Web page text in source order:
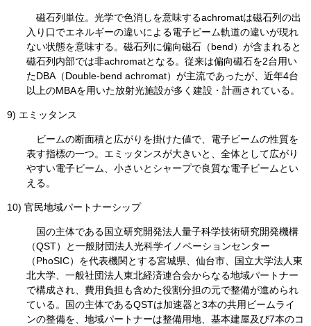
磁石列単位。光学で色消しを意味するachromatは磁石列の出
入り口でエネルギーの違いによる電子ビーム軌道の違いが現れ
ない状態を意味する。磁石列に偏向磁石（bend）が含まれると
磁石列内部では非achromatとなる。従来は偏向磁石を2台用い
たDBA（Double-bend achromat）が主流であったが、近年4台
以上のMBAを用いた放射光施設が多く建設・計画されている。
9) エミッタンス
ビームの断面積と広がりを掛けた値で、電子ビームの性質を
表す指標の一つ。エミッタンスが大きいと、全体として広がり
やすい電子ビーム、小さいとシャープで良質な電子ビームとい
える。
10) 官民地域パートナーシップ
国の主体である国立研究開発法人量子科学技術研究開発機構
（QST）と一般財団法人光科学イノベーションセンター
（PhoSIC）を代表機関とする宮城県、仙台市、国立大学法人東
北大学、一般社団法人東北経済連合会からなる地域パートナー
で構成され、費用負担も含めた役割分担の元で整備が進められ
ている。国の主体であるQSTは加速器と3本の共用ビームライ
ンの整備を、地域パートナーは整備用地、基本建屋及び7本のコ